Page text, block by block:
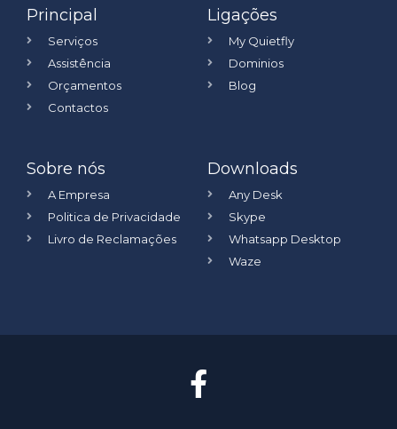
Principal
Serviços
Assistência
Orçamentos
Contactos
Ligações
My Quietfly
Dominios
Blog
Sobre nós
A Empresa
Politica de Privacidade
Livro de Reclamações
Downloads
Any Desk
Skype
Whatsapp Desktop
Waze